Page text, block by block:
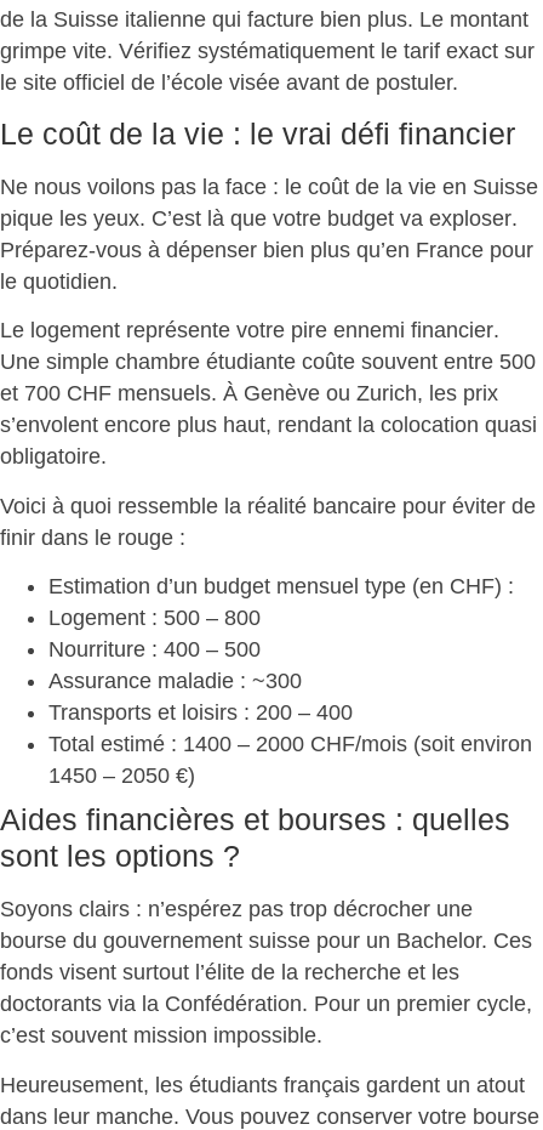
de la Suisse italienne qui facture bien plus. Le montant
grimpe vite. Vérifiez systématiquement le tarif exact sur
le site officiel de l’école visée avant de postuler.
Le coût de la vie : le vrai défi financier
Ne nous voilons pas la face : le coût de la vie en Suisse
pique les yeux. C’est là que votre budget va exploser.
Préparez-vous à dépenser bien plus qu’en France pour
le quotidien.
Le logement représente votre pire ennemi financier.
Une simple chambre étudiante coûte souvent entre 500
et 700 CHF mensuels. À Genève ou Zurich, les prix
s’envolent encore plus haut, rendant la colocation quasi
obligatoire.
Voici à quoi ressemble la réalité bancaire pour éviter de
finir dans le rouge :
Estimation d’un budget mensuel type (en CHF) :
Logement : 500 – 800
Nourriture : 400 – 500
Assurance maladie : ~300
Transports et loisirs : 200 – 400
Total estimé : 1400 – 2000 CHF/mois (soit environ
1450 – 2050 €)
Aides financières et bourses : quelles
sont les options ?
Soyons clairs : n’espérez pas trop décrocher une
bourse du gouvernement suisse pour un Bachelor. Ces
fonds visent surtout l’élite de la recherche et les
doctorants via la Confédération. Pour un premier cycle,
c’est souvent mission impossible.
Heureusement, les étudiants français gardent un atout
dans leur manche. Vous pouvez conserver votre bourse